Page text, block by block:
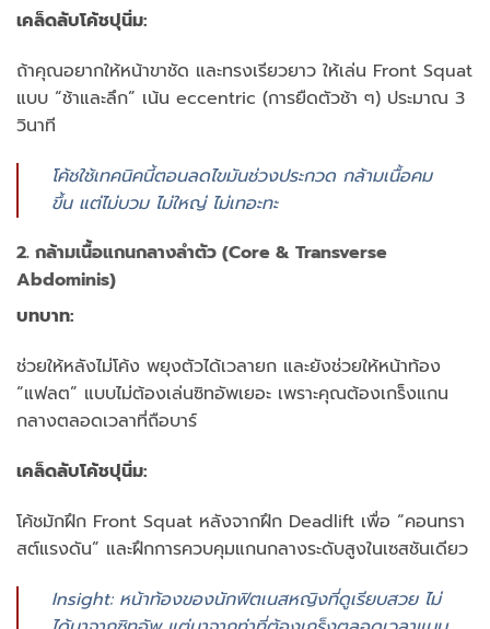
เคล็ดลับโค้ชปุนิ่ม:
ถ้าคุณอยากให้หน้าขาชัด และทรงเรียวยาว ให้เล่น Front Squat
แบบ “ช้าและลึก” เน้น eccentric (การยืดตัวช้า ๆ) ประมาณ 3
วินาที
โค้ชใช้เทคนิคนี้ตอนลดไขมันช่วงประกวด กล้ามเนื้อคม
ขึ้น แต่ไม่บวม ไม่ใหญ่ ไม่เทอะทะ
2. กล้ามเนื้อแกนกลางลำตัว (Core & Transverse
Abdominis)
บทบาท:
ช่วยให้หลังไม่โค้ง พยุงตัวได้เวลายก และยังช่วยให้หน้าท้อง
“แฟลต” แบบไม่ต้องเล่นซิทอัพเยอะ เพราะคุณต้องเกร็งแกน
กลางตลอดเวลาที่ถือบาร์
เคล็ดลับโค้ชปุนิ่ม:
โค้ชมักฝึก Front Squat หลังจากฝึก Deadlift เพื่อ “คอนทรา
สต์แรงดัน” และฝึกการควบคุมแกนกลางระดับสูงในเซสชันเดียว
Insight: หน้าท้องของนักฟิตเนสหญิงที่ดูเรียบสวย ไม่